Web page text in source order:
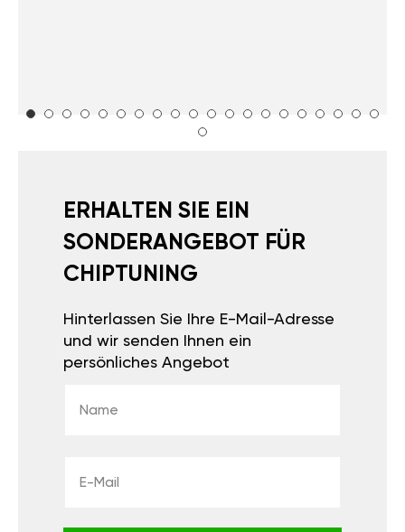
ERHALTEN SIE EIN
SONDERANGEBOT FÜR
CHIPTUNING
Hinterlassen Sie Ihre E-Mail-Adresse
und wir senden Ihnen ein
persönliches Angebot